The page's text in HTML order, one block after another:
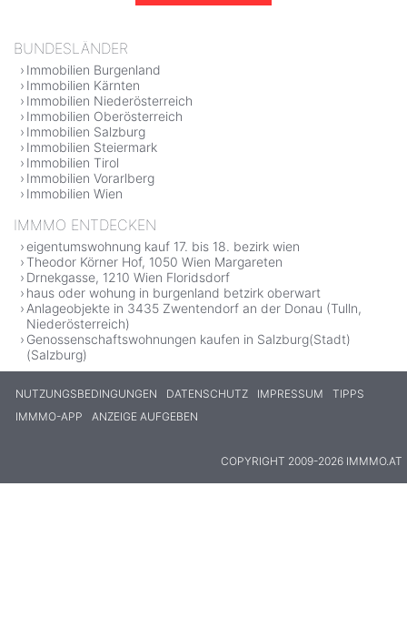
BUNDESLÄNDER
Immobilien Burgenland
Immobilien Kärnten
Immobilien Niederösterreich
Immobilien Oberösterreich
Immobilien Salzburg
Immobilien Steiermark
Immobilien Tirol
Immobilien Vorarlberg
Immobilien Wien
IMMMO ENTDECKEN
eigentumswohnung kauf 17. bis 18. bezirk wien
Theodor Körner Hof, 1050 Wien Margareten
Drnekgasse, 1210 Wien Floridsdorf
haus oder wohung in burgenland betzirk oberwart
Anlageobjekte in 3435 Zwentendorf an der Donau (Tulln,
Niederösterreich)
Genossenschaftswohnungen kaufen in Salzburg(Stadt)
(Salzburg)
NUTZUNGSBEDINGUNGEN DATENSCHUTZ IMPRESSUM
TIPPS
IMMMO-APP
ANZEIGE AUFGEBEN
COPYRIGHT 2009-2026 IMMMO.AT